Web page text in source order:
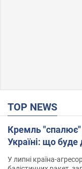
TOP NEWS
Кремль "спалює"
Україні: що буде
У липні країна-